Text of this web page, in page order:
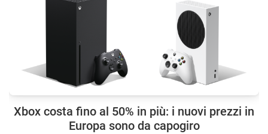
Xbox costa fino al 50% in più: i nuovi prezzi in
Europa sono da capogiro